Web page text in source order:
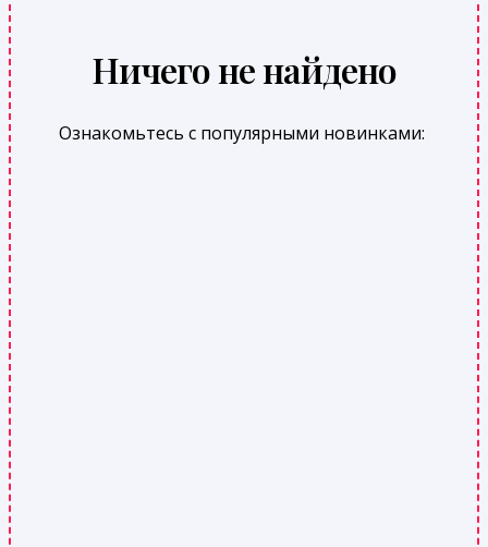
Ничего не найдено
Ознакомьтесь с популярными новинками: